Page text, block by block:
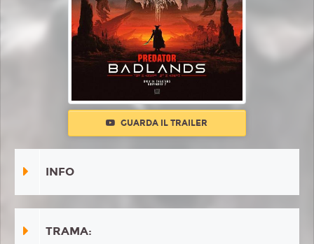
GUARDA IL TRAILER
INFO
TRAMA: